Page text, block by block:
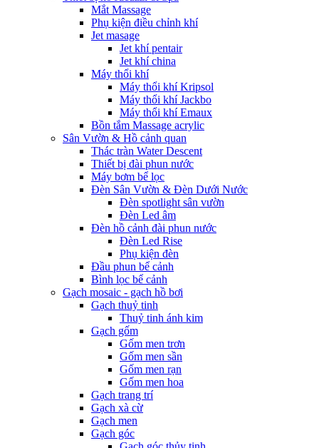
Mắt Massage
Phụ kiện điều chỉnh khí
Jet masage
Jet khí pentair
Jet khí china
Máy thổi khí
Máy thổi khí Kripsol
Máy thổi khí Jackbo
Máy thổi khí Emaux
Bồn tắm Massage acrylic
Sân Vườn & Hồ cảnh quan
Thác tràn Water Descent
Thiết bị đài phun nước
Máy bơm bể lọc
Đèn Sân Vườn & Đèn Dưới Nước
Đèn spotlight sân vườn
Đèn Led âm
Đèn hồ cảnh đài phun nước
Đèn Led Rise
Phụ kiện đèn
Đầu phun bể cảnh
Bình lọc bể cảnh
Gạch mosaic - gạch hồ bơi
Gạch thuỷ tinh
Thuỷ tinh ánh kim
Gạch gốm
Gốm men trơn
Gốm men sần
Gốm men rạn
Gốm men hoa
Gạch trang trí
Gạch xà cừ
Gạch men
Gạch góc